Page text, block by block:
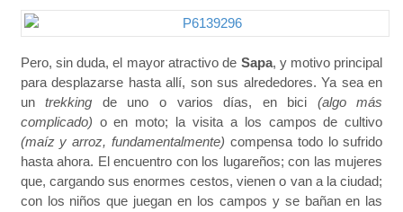
Pero, sin duda, el mayor atractivo de Sapa, y motivo principal
para desplazarse hasta allí, son sus alrededores. Ya sea en
untrekking de uno o varios días, en bici (algo más
complicado) o en moto; la visita a los campos de cultivo
(maíz y arroz, fundamentalmente) compensa todo lo sufrido
hasta ahora. El encuentro con los lugareños; con las mujeres
que, cargando sus enormes cestos, vienen o van a la ciudad;
con los niños que juegan en los campos y se bañan en las